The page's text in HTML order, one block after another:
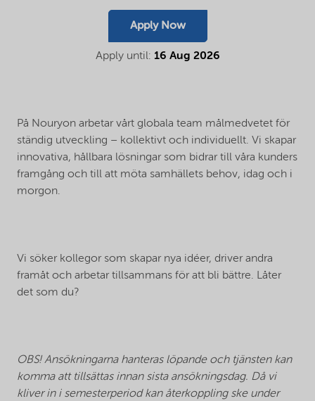
Apply Now
Apply until: 16 Aug 2026
På Nouryon arbetar vårt globala team målmedvetet för
ständig utveckling – kollektivt och individuellt. Vi skapar
innovativa, hållbara lösningar som bidrar till våra kunders
framgång och till att möta samhällets behov, idag och i
morgon.
Vi söker kollegor som skapar nya idéer, driver andra
framåt och arbetar tillsammans för att bli bättre. Låter
det som du?
OBS! Ansökningarna hanteras löpande och tjänsten kan
komma att tillsättas innan sista ansökningsdag. Då vi
kliver in i semesterperiod kan återkoppling ske under